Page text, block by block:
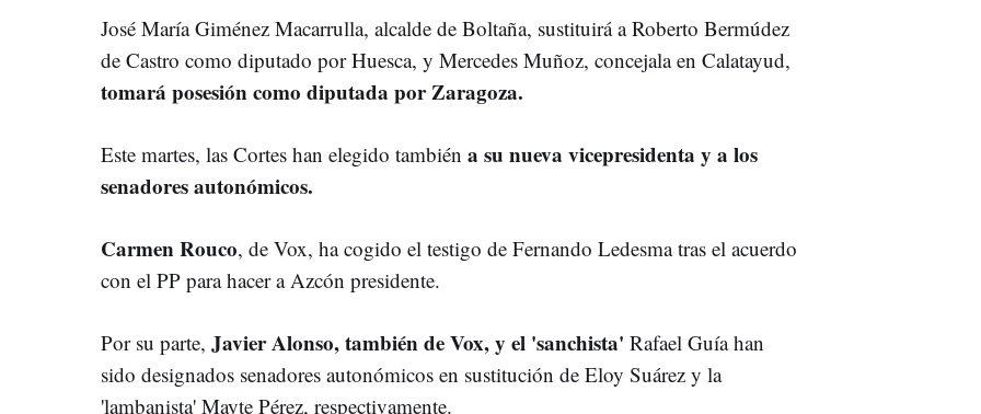
José María Giménez Macarrulla, alcalde de Boltaña, sustituirá a Roberto Bermúdez
de Castro como diputado por Huesca, y Mercedes Muñoz, concejala en Calatayud,
tomará posesión como diputada por Zaragoza.
Este martes, las Cortes han elegido también a su nueva vicepresidenta y a los
senadores autonómicos.
Carmen Rouco, de Vox, ha cogido el testigo de Fernando Ledesma tras el acuerdo
con el PP para hacer a Azcón presidente.
Por su parte, Javier Alonso, también de Vox, y el 'sanchista' Rafael Guía han
sido designados senadores autonómicos en sustitución de Eloy Suárez y la
'lambanista' Mayte Pérez, respectivamente.